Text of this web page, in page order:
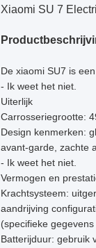
Xiaomi SU 7
De xiaomi SU7 is
- Ik weet het niet.
Uiterlijk
Carrosseriegrootte:
Design kenmerken:
avant-garde, zachte
- Ik weet het niet.
Vermogen en
Krachtsysteem:
aandrijving
(specifieke
Batterijduur: gebruik